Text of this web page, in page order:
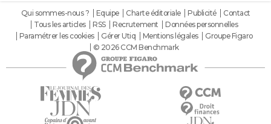
Qui sommes-nous ? Equipe Charte éditoriale Publicité
Contact
Tous les articles
RSS Recrutement
Données personnelles
Paramétrer les cookies
Gérer Utiq Mentions légales
Groupe Figaro
© 2026 CCM Benchmark